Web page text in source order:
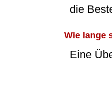
die
Wie lange
Eine